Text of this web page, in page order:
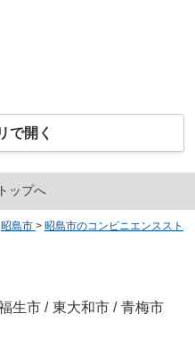
で開く
ップへ
昭島市 > 昭島市のコンビニエンススト
生市 / 東大和市 / 青梅市